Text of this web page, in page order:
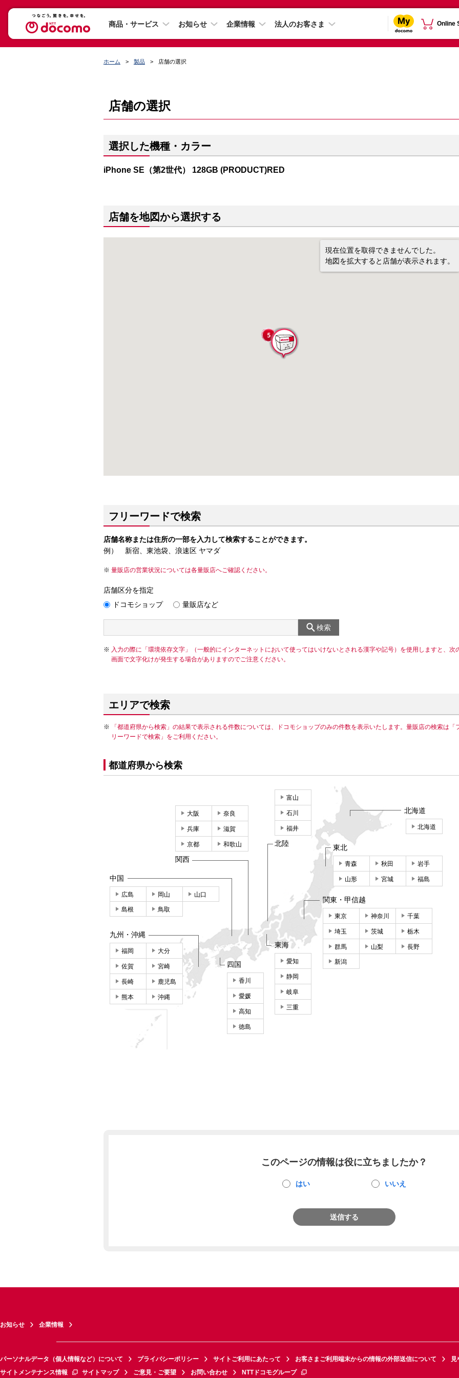
商品・サービス お知らせ 企業情報 法人のお客さま Online
ホーム 製品 店舗の選択
店舗の選択
選択した機種・カラー
iPhone SE（第2世代） 128GB (PRODUCT)RED
店舗を地図から選択する
現在位置を取得できませんでした。
地図を拡大すると店舗が表示されます。
フリーワードで検索
店舗名称または住所の一部を入力して検索することができます。
例） 新宿、東池袋、浪速区 ヤマダ
量販店の営業状況については各量販店へご確認ください。
店舗区分を指定
ドコモショップ
量販店など
検索
入力の際に「環境依存文字」（一般的にインターネットにおいて使ってはいけないとされる漢字や記号）を使用しますと、次
画面で文字化けが発生する場合がありますのでご注意ください。
エリアで検索
「都道府県から検索」の結果で表示される件数については、ドコモショップのみの件数を表示いたします。量販店の検索は「
リーワードで検索」をご利用ください。
都道府県から検索
北海道
北海道
東北
青森 秋田 岩手
山形 宮城 福島
関東・甲信越
東京 神奈川 千葉
埼玉 茨城 栃木
群馬 山梨 長野
新潟
東海
愛知
静岡
岐阜
三重
富山
石川
福井
北陸
大阪 奈良
兵庫 滋賀
京都 和歌山
関西
中国
広島 岡山 山口
島根 鳥取
四国
香川
愛媛
高知
徳島
九州・沖縄
福岡 大分
佐賀 宮崎
長崎 鹿児島
熊本 沖縄
このページの情報は役に立ちましたか？
はい いいえ
送信する
お知らせ 企業情報
パーソナルデータ（個人情報など）について プライバシーポリシー サイトご利用にあたって お客さまご利用端末からの情報の外部送信について
見
サイトメンテナンス情報
サイトマップ ご意見・ご要望 お問い合わせ NTTドコモグループ